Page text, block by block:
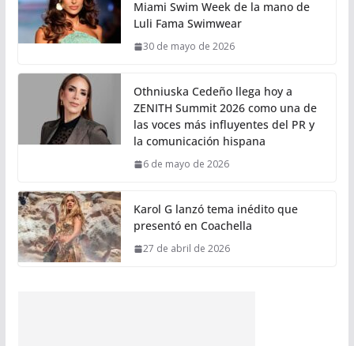
Miami Swim Week de la mano de
Luli Fama Swimwear
30 de mayo de 2026
Othniuska Cedeño llega hoy a
ZENITH Summit 2026 como una de
las voces más influyentes del PR y
la comunicación hispana
6 de mayo de 2026
Karol G lanzó tema inédito que
presentó en Coachella
27 de abril de 2026